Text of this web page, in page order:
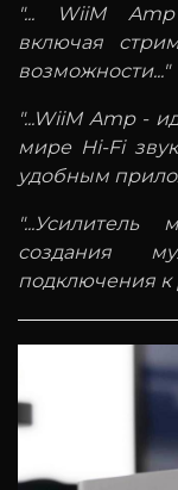
"... WiiM
включая
возможности..."
"...WiiM Amp -
мире Hi-Fi
удобным
создания
подключения к